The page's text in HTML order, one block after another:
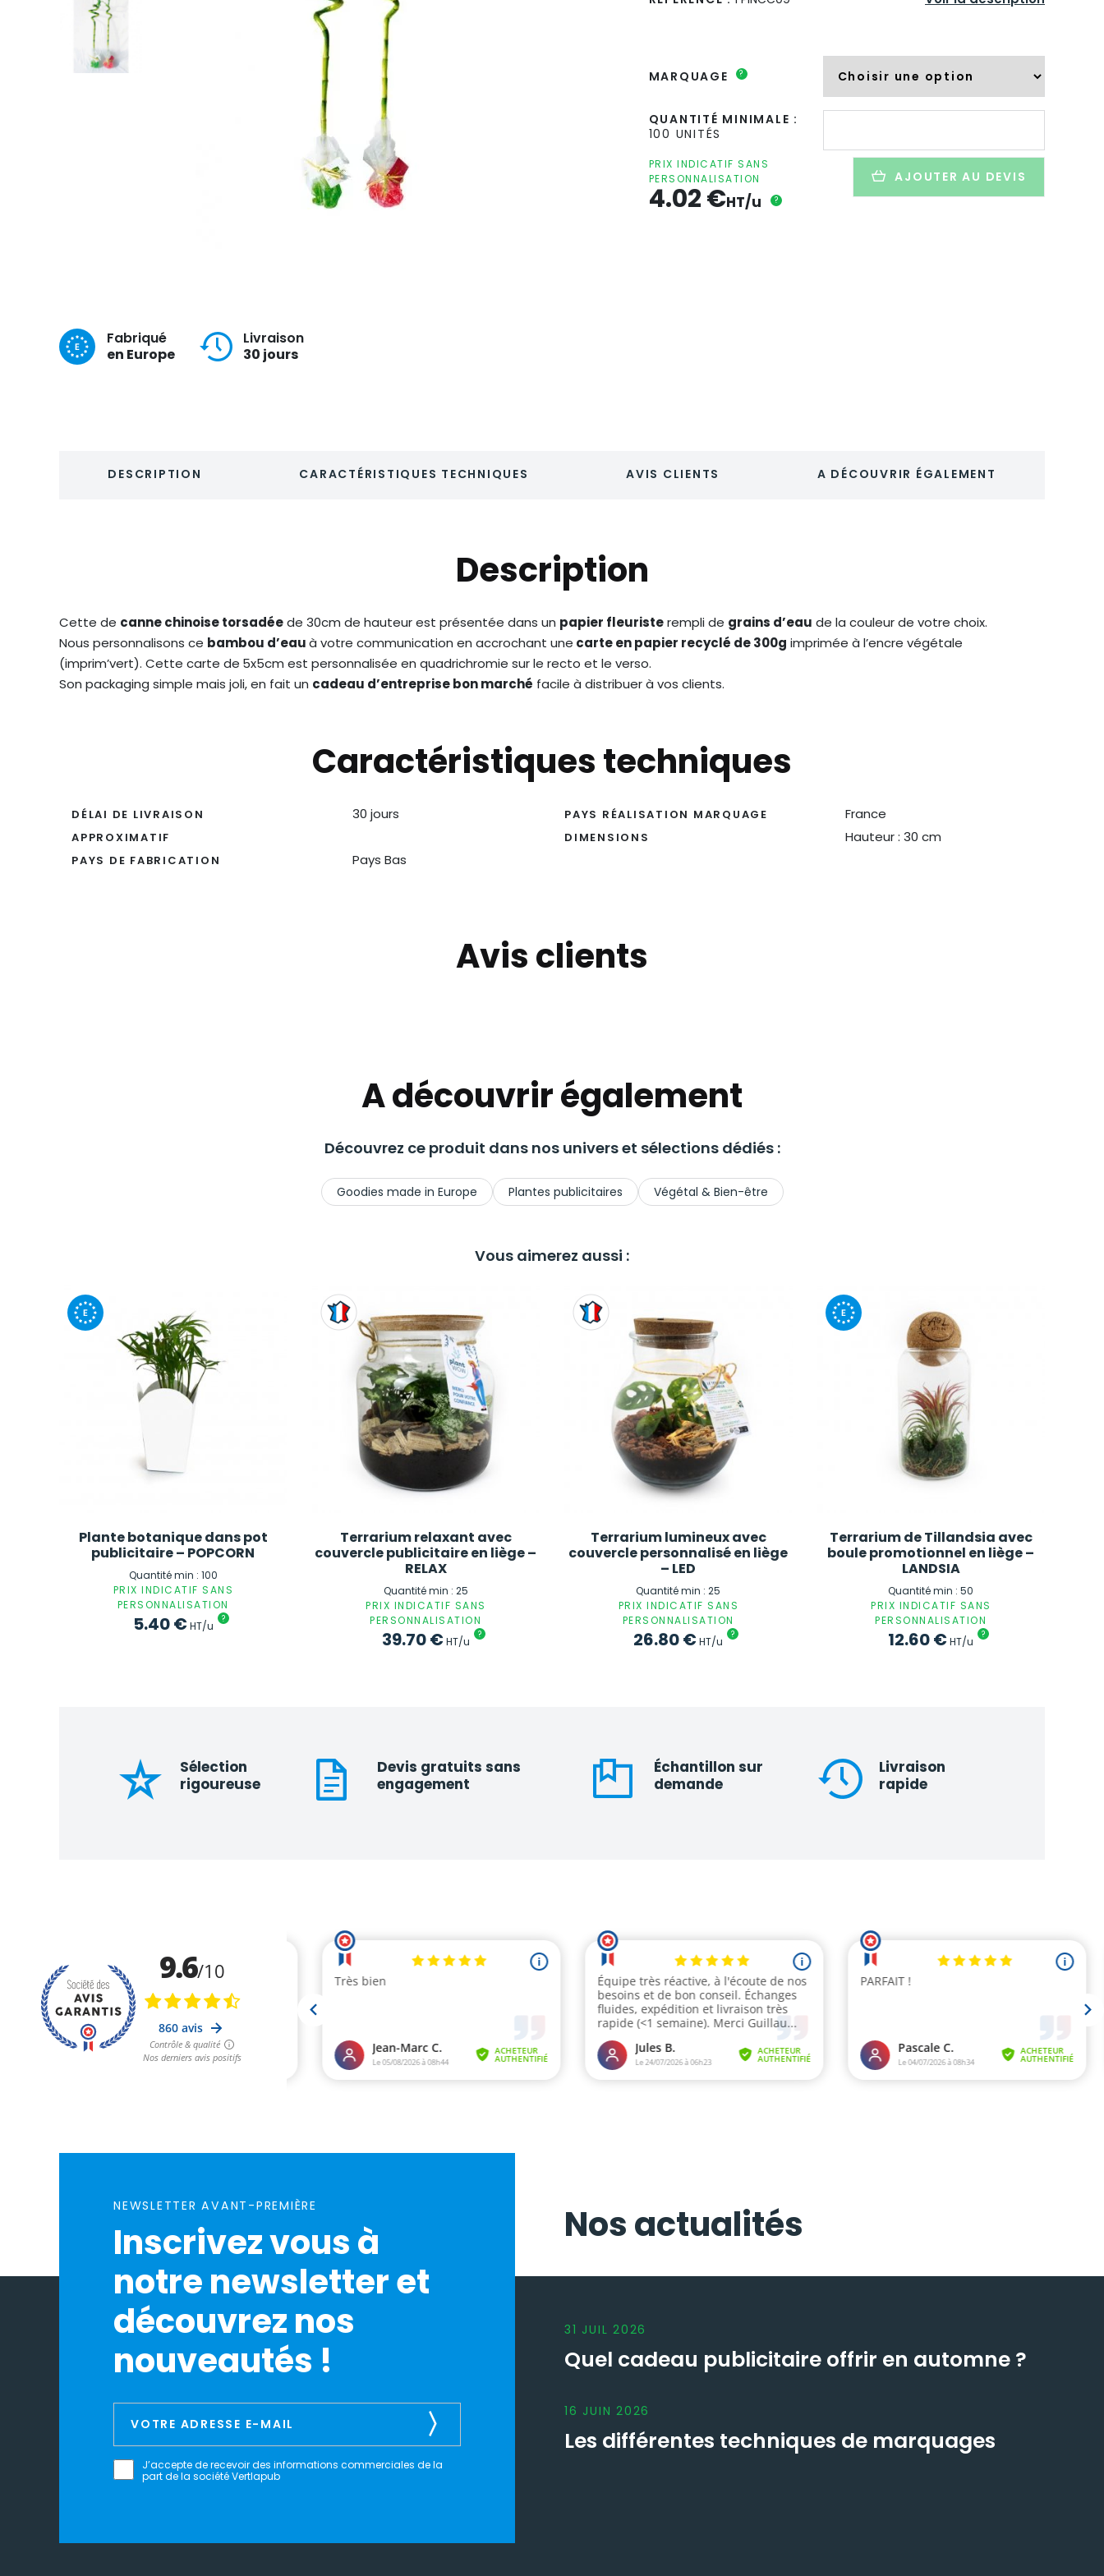
Fabriqué
en Europe
Livraison
30 jours
MARQUAGE ?
QUANTITÉ MINIMALE :
100 UNITÉS
quantité
Canne
chinoise
torsadée
PRIX INDICATIF SANS
PERSONNALISATION
4.02€HT/u ?
AJOUTER AU DEVIS
DESCRIPTION CARACTÉRISTIQUES TECHNIQUES AVIS CLIENTS A DÉCOUVRIR ÉGALEMENT
Description
Cette de canne chinoise torsadéede 30cm de hauteur est présentée dans un papier fleuristerempli de grains d’eau de la couleur de votre choix.
Nous personnalisons ce bambou d’eauà votre communication en accrochant une carte en papier recyclé de 300g imprimée à l’encre végétale
(imprim’vert). Cette carte de 5x5cm est personnalisée en quadrichromie sur le recto et le verso.
Son packaging simple mais joli, en fait un cadeau d’entreprise bon marché facile à distribuer à vos clients.
Caractéristiques techniques
DÉLAI DE LIVRAISON
APPROXIMATIF
30 jours
PAYS DE FABRICATION Pays Bas
PAYS RÉALISATION MARQUAGE France
DIMENSIONS Hauteur : 30 cm
Avis clients
A découvrir également
Découvrez ce produit dans nos univers et sélections dédiés :
Goodies made in Europe Plantes publicitaires Végétal & Bien-être
Vous aimerez aussi :
Plante botanique dans pot
publicitaire – POPCORN
Quantité min : 100
PRIX INDICATIF SANS
PERSONNALISATION
5.40€HT/u
?
Terrarium relaxant avec
couvercle publicitaire en liège –
RELAX
Quantité min : 25
PRIX INDICATIF SANS
PERSONNALISATION
39.70€HT/u
?
Terrarium lumineux avec
couvercle personnalisé en liège
– LED
Quantité min : 25
PRIX INDICATIF SANS
PERSONNALISATION
26.80€HT/u
?
Terrarium de Tillandsia avec
boule promotionnel en liège –
LANDSIA
Quantité min : 50
PRIX INDICATIF SANS
PERSONNALISATION
12.60€HT/u
?
Sélection
rigoureuse
Devis gratuits sans
engagement
Échantillon sur
demande
Livraison
rapide
NEWSLETTER AVANT-PREMIÈRE
Inscrivez vous à
notre newsletter et
découvrez nos
nouveautés !
J’accepte de recevoir des informations commerciales de la
part de la société Vertlapub
Nos actualités
31 JUIL 2026
Quel cadeau publicitaire offrir en automne ?
16 JUIN 2026
Les différentes techniques de marquages